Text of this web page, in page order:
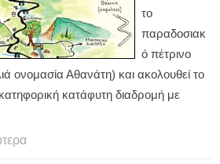
το
παραδοσιακ
ό πέτρινο
ονομασία Αθανάτη) και ακολουθεί το
κατάφυτη διαδρομή με